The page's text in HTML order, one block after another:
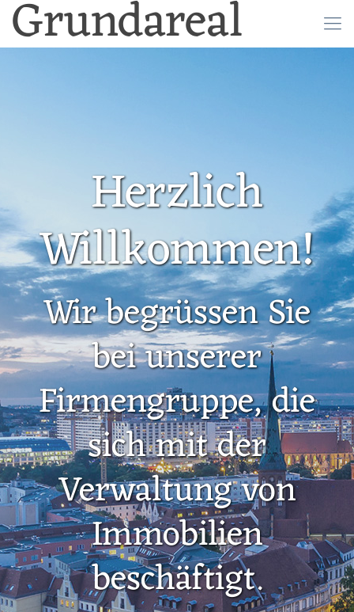
Grundareal
Herzlich
Willkommen!
Wir begrüssen Sie
bei unserer
Firmengruppe, die
sich mit der
Verwaltung von
Immobilien
beschäftigt.